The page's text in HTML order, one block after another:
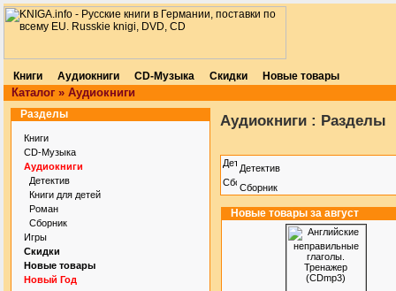
Книги Аудиокниги CD-Музыка Скидки Новые товары
Каталог » Аудиокниги
Разделы
Книги
CD-Музыка
Аудиокниги
Детектив
Книги для детей
Роман
Сборник
Игры
Скидки
Новые товары
Новый Год
Аудиокниги : Разделы
Детектив
Сборник
Новые товары за август